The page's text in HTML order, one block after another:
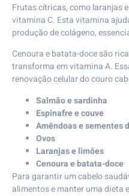
Frutas cítricas, como laranjas
vitamina C. Esta vitamina
produção de colágeno,
Cenoura e batata-doce são
transforma em vitamina A.
renovação celular do couro
Salmão e sardinha
Espinafre e couve
Amêndoas e sementes
Ovos
Laranjas e limões
Cenoura e batata-doce
Para garantir um cabelo
alimentos e manter uma dieta